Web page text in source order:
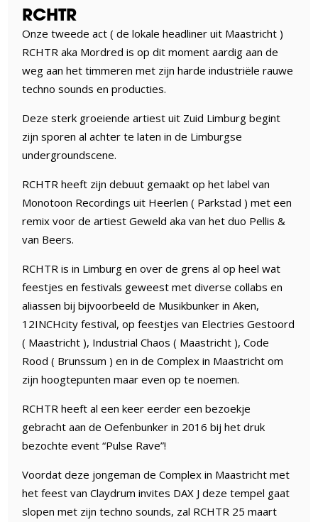
RCHTR
Onze tweede act ( de lokale headliner uit Maastricht )
RCHTR aka Mordred is op dit moment aardig aan de
weg aan het timmeren met zijn harde industriële rauwe
techno sounds en producties.
Deze sterk groeiende artiest uit Zuid Limburg begint
zijn sporen al achter te laten in de Limburgse
undergroundscene.
RCHTR heeft zijn debuut gemaakt op het label van
Monotoon Recordings uit Heerlen ( Parkstad ) met een
remix voor de artiest Geweld aka van het duo Pellis &
van Beers.
RCHTR is in Limburg en over de grens al op heel wat
feestjes en festivals geweest met diverse collabs en
aliassen bij bijvoorbeeld de Musikbunker in Aken,
12INCHcity festival, op feestjes van Electries Gestoord
( Maastricht ), Industrial Chaos ( Maastricht ), Code
Rood ( Brunssum ) en in de Complex in Maastricht om
zijn hoogtepunten maar even op te noemen.
RCHTR heeft al een keer eerder een bezoekje
gebracht aan de Oefenbunker in 2016 bij het druk
bezochte event “Pulse Rave”!
Voordat deze jongeman de Complex in Maastricht met
het feest van Claydrum invites DAX J deze tempel gaat
slopen met zijn techno sounds, zal RCHTR 25 maart